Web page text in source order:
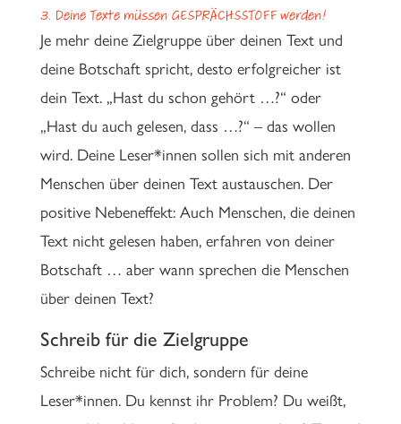
3. Deine Texte müssen GESPRÄCHSSTOFF werden!
Je mehr deine Zielgruppe über deinen Text und
deine Botschaft spricht, desto erfolgreicher ist
dein Text. „Hast du schon gehört …?“ oder
„Hast du auch gelesen, dass …?“ – das wollen
wird. Deine Leser*innen sollen sich mit anderen
Menschen über deinen Text austauschen. Der
positive Nebeneffekt: Auch Menschen, die deinen
Text nicht gelesen haben, erfahren von deiner
Botschaft … aber wann sprechen die Menschen
über deinen Text?
Schreib für die Zielgruppe
Schreibe nicht für dich, sondern für deine
Leser*innen. Du kennst ihr Problem? Du weißt,